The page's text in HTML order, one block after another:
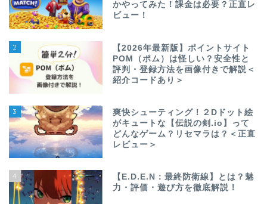
かやってみた！課金は必要？正直レ
ビュー！
2
【2026年最新版】ポイントサイト
POM（ポム）は怪しい？安全性と
評判・登録方法を画像付きで解説＜
紹介コードあり＞
3
爽快シューティング！２Dドット絵
がキュートな【伝説の剣.io】って
どんなゲーム？リセマラは？＜正直
レビュー＞
4
【E.D.E.N：最終防衛線】とは？魅
力・評価・遊び方を徹底解説！